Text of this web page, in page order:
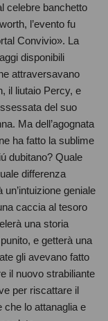
celebre banchetto
l’evento fu
Convivio». La
disponibili
attraversavano
il liutaio Percy, e
del suo
Ma dell’agognata
ha fatto la sublime
dubitano? Quale
differenza
geniale
caccia al tesoro
una storia
e getterà una
gli avevano fatto
il nuovo strabiliante
per riscattare il
che lo attanaglia e